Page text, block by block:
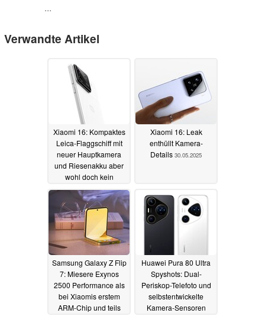
...
Verwandte Artikel
Xiaomi 16: Kompaktes
Leica-Flaggschiff mit
neuer Hauptkamera
und Riesenakku aber
wohl doch kein
Periskop-Telefoto
08.06.2025
Xiaomi 16: Leak
enthüllt Kamera-
Details 30.05.2025
Samsung Galaxy Z Flip
7: Miesere Exynos
2500 Performance als
bei Xiaomis erstem
ARM-Chip und teils
Huawei Pura 80 Ultra
Spyshots: Dual-
Periskop-Telefoto und
selbstentwickelte
Kamera-Sensoren